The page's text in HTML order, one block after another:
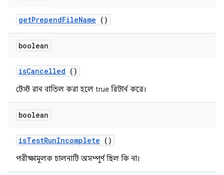
getPrependFileName ()
boolean
isCancelled ()
টেস্ট রান বাতিল করা হলে true রিটার্ন করে।
boolean
isTestRunIncomplete ()
পরীক্ষামূলক চালনাটি অসম্পূর্ণ ছিল কি না।